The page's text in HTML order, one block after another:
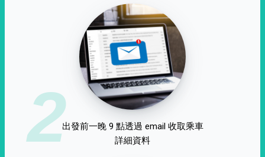
2出發前一晚 9 點透過 email 收取乘車
詳細資料